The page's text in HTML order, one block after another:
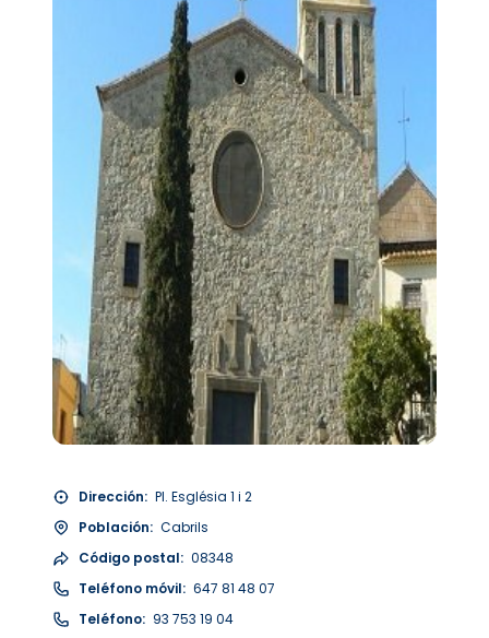
Dirección: Pl. Església 1 i 2
Población: Cabrils
Código postal: 08348
Teléfono móvil: 647 81 48 07
Teléfono: 93 753 19 04